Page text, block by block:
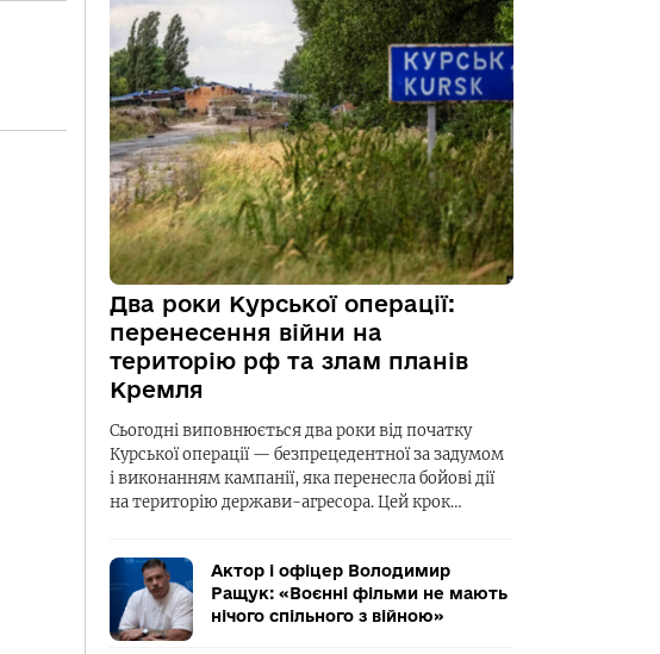
Два роки Курської операції:
перенесення війни на
територію рф та злам планів
Кремля
Сьогодні виповнюється два роки від початку
Курської операції — безпрецедентної за задумом
і виконанням кампанії, яка перенесла бойові дії
на територію держави-агресора. Цей крок…
Актор і офіцер Володимир
Ращук: «Воєнні фільми не мають
нічого спільного з війною»